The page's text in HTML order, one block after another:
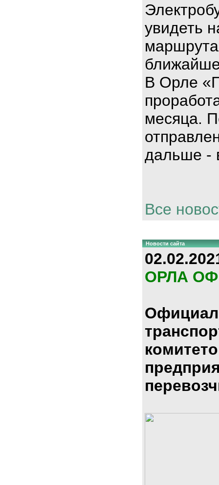
увидеть
В Орле
месяца.
дальше -
Все
Новости сайта
ОРЛА